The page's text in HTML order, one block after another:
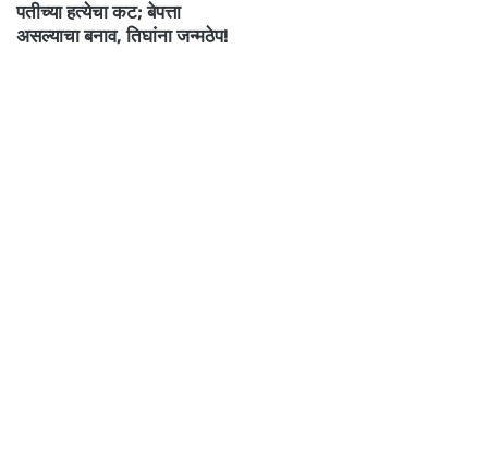
पतीच्या हत्येचा कट; बेपत्ता
असल्याचा बनाव, तिघांना जन्मठेप!